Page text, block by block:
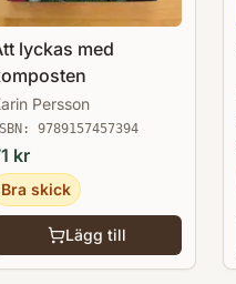
lyckas med
Persson
9789157457394
kr
Bra skick
Lägg till